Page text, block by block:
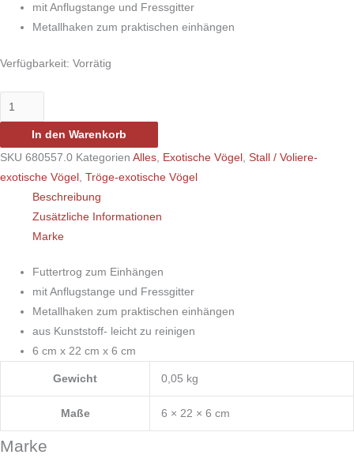
mit Anflugstange und Fressgitter
Metallhaken zum praktischen einhängen
Verfügbarkeit: Vorrätig
In den Warenkorb
SKU 680557.0 Kategorien Alles Exotische Vögel
Stall / Voliere-
exotische Vögel
Tröge-exotische Vögel
Beschreibung
Zusätzliche Informationen
Marke
Futtertrog zum Einhängen
mit Anflugstange und Fressgitter
Metallhaken zum praktischen einhängen
aus Kunststoff- leicht zu reinigen
6 cm x 22 cm x 6 cm
Gewicht 0,05 kg
Maße 6 × 22 × 6 cm
Marke